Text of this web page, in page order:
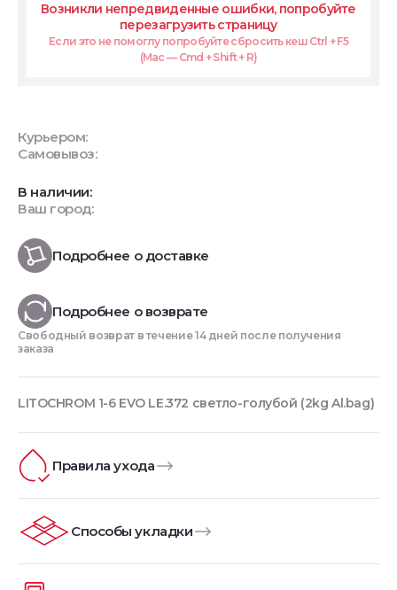
Возникли непредвиденные ошибки, попробуйте
перезагрузить страницу
Если это не помоглу попробуйте сбросить кеш Ctrl + F5
(Mac — Cmd + Shift + R)
Курьером:
Самовывоз:
В наличии:
Ваш город:
Подробнее о доставке
Подробнее о возврате
Свободный возврат в течение 14 дней после получения
заказа
LITOCHROM 1-6 EVO LE.372 светло-голубой (2kg Al.bag)
Правила ухода
Способы укладки